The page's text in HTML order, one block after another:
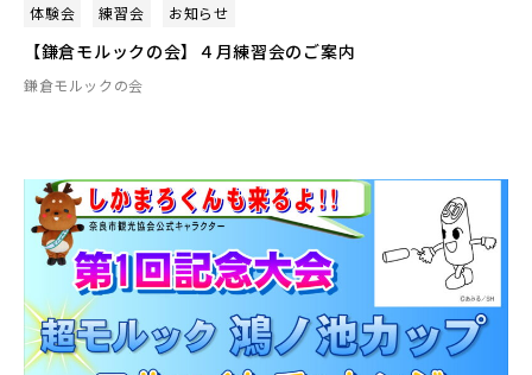
体験会
練習会 お知らせ
【鎌倉モルックの会】４月練習会のご案内
鎌倉モルックの会